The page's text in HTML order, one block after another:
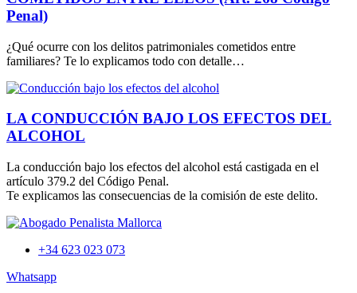
Penal)
¿Qué ocurre con los delitos patrimoniales cometidos entre
familiares? Te lo explicamos todo con detalle…
LA CONDUCCIÓN BAJO LOS EFECTOS DEL
ALCOHOL
La conducción bajo los efectos del alcohol está castigada en el
artículo 379.2 del Código Penal.
Te explicamos las consecuencias de la comisión de este delito.
+34 623 023 073
Whatsapp